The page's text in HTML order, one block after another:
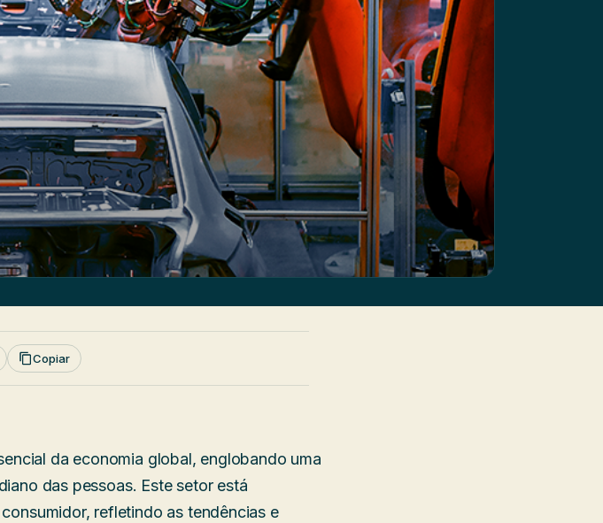
Copiar
da economia global, englobando uma
das pessoas. Este setor está
refletindo as tendências e